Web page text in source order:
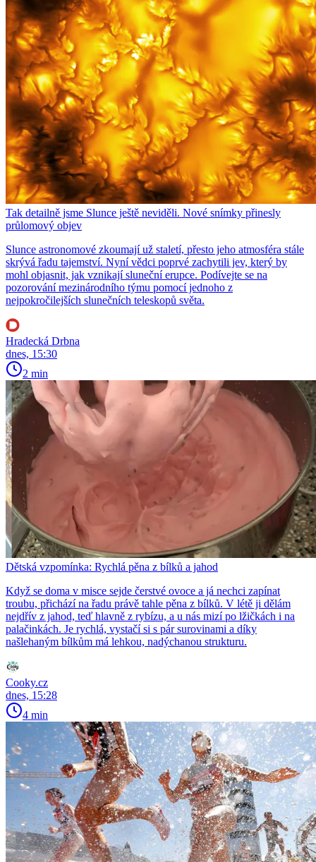
Tak detailně jsme Slunce ještě neviděli. Nové snímky přinesly
průlomový objev
Slunce astronomové zkoumají už staletí, přesto jeho atmosféra stále
skrývá řadu tajemství. Nyní vědci poprvé zachytili jev, který by
mohl objasnit, jak vznikají sluneční erupce. Podívejte se na
pozorování mezinárodního týmu pomocí jednoho z
nejpokročilejších slunečních teleskopů světa.
Hradecká Drbna
dnes, 15:30
2 min
Dětská vzpomínka: Rychlá pěna z bílků a jahod
Když se doma v misce sejde čerstvé ovoce a já nechci zapínat
troubu, přichází na řadu právě tahle pěna z bílků. V létě ji dělám
nejdřív z jahod, teď hlavně z rybízu, a u nás mizí po lžičkách i na
palačinkách. Je rychlá, vystačí si s pár surovinami a díky
našlehaným bílkům má lehkou, nadýchanou strukturu.
Cooky.cz
dnes, 15:28
4 min